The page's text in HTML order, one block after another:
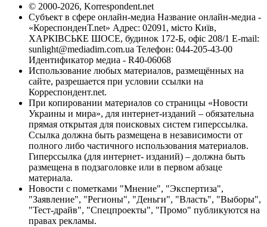
© 2000-2026, Korrespondent.net
Субъект в сфере онлайн-медиа Название онлайн-медиа -
«КореспонденТ.net» Адрес: 02091, місто Київ,
ХАРКІВСЬКЕ ШОСЕ, будинок 172-Б, офіс 208/1 E-mail:
sunlight@mediadim.com.ua Телефон: 044-205-43-00
Идентификатор медиа - R40-06068
Использование любых материалов, размещённых на
сайте, разрешается при условии ссылки на
Корреспондент.net.
При копировании материалов со страницы «Новости
Украины и мира», для интернет-изданий – обязательна
прямая открытая для поисковых систем гиперссылка.
Ссылка должна быть размещена в независимости от
полного либо частичного использования материалов.
Гиперссылка (для интернет- изданий) – должна быть
размещена в подзаголовке или в первом абзаце
материала.
Новости с пометками "Мнение", "Экспертиза",
"Заявление", "Регионы", "Деньги", "Власть", "Выборы",
"Тест-драйв", "Спецпроекты", "Промо" публикуются на
правах рекламы.